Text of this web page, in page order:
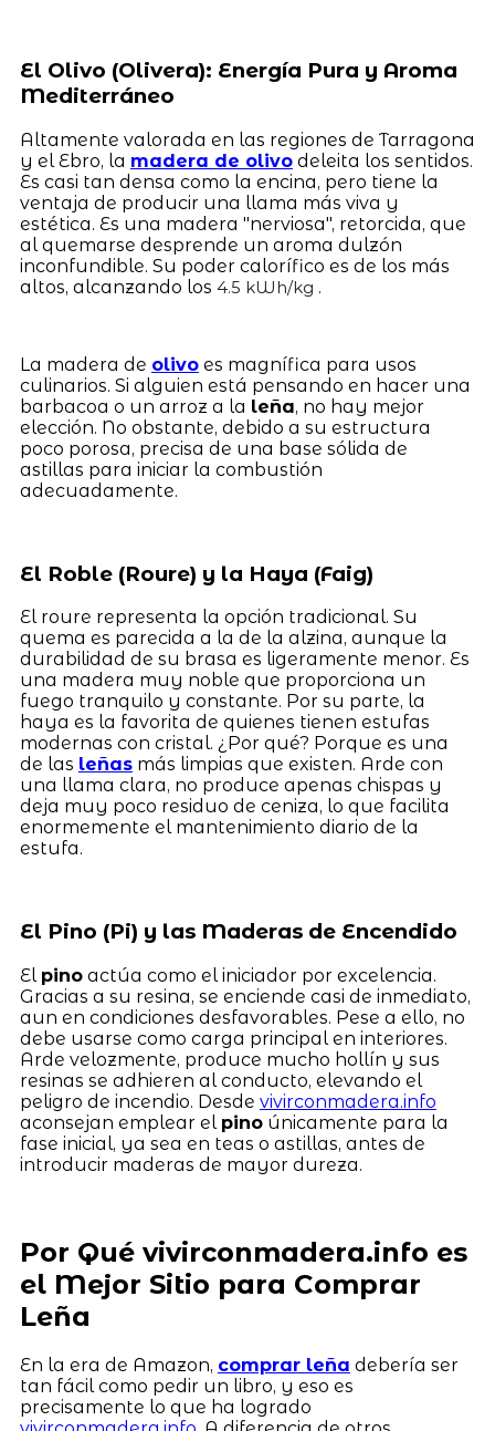
El Olivo (Olivera): Energía Pura y Aroma
Mediterráneo
Altamente valorada en las regiones de Tarragona
y el Ebro, la madera de olivodeleita los sentidos.
Es casi tan densa como la encina, pero tiene la
ventaja de producir una llama más viva y
estética. Es una madera "nerviosa", retorcida, que
al quemarse desprende un aroma dulzón
inconfundible. Su poder calorífico es de los más
altos, alcanzando los 4.5 kWh/kg .
La madera de olivoes magnífica para usos
culinarios. Si alguien está pensando en hacer una
barbacoa o un arroz a la leña, no hay mejor
elección. No obstante, debido a su estructura
poco porosa, precisa de una base sólida de
astillas para iniciar la combustión
adecuadamente.
El Roble (Roure) y la Haya (Faig)
El roure representa la opción tradicional. Su
quema es parecida a la de la alzina, aunque la
durabilidad de su brasa es ligeramente menor. Es
una madera muy noble que proporciona un
fuego tranquilo y constante. Por su parte, la
haya es la favorita de quienes tienen estufas
modernas con cristal. ¿Por qué? Porque es una
de las leñasmás limpias que existen. Arde con
una llama clara, no produce apenas chispas y
deja muy poco residuo de ceniza, lo que facilita
enormemente el mantenimiento diario de la
estufa.
El Pino (Pi) y las Maderas de Encendido
El pinoactúa como el iniciador por excelencia.
Gracias a su resina, se enciende casi de inmediato,
aun en condiciones desfavorables. Pese a ello, no
debe usarse como carga principal en interiores.
Arde velozmente, produce mucho hollín y sus
resinas se adhieren al conducto, elevando el
peligro de incendio. Desde vivirconmadera.info
aconsejan emplear el pinoúnicamente para la
fase inicial, ya sea en teas o astillas, antes de
introducir maderas de mayor dureza.
Por Qué vivirconmadera.info es
el Mejor Sitio para Comprar
Leña
En la era de Amazon, comprar leña debería ser
tan fácil como pedir un libro, y eso es
precisamente lo que ha logrado